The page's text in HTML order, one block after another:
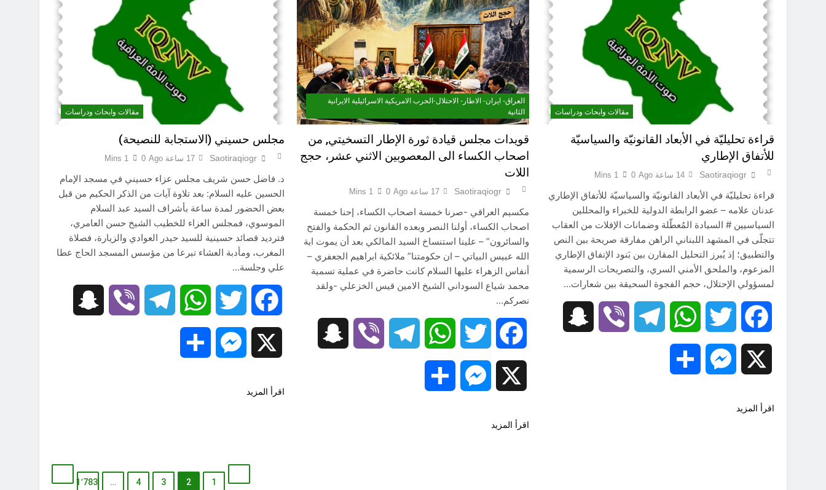
مقالات وابحاث ودراسات
قراءة تحليليّة في الأبعاد القانونيّة والسياسيّة
للأتفاق الإطاري
Saotiraqiogr 14 ساعة Ago 0
1 Mins
قراءة تحليليّة في الأبعاد القانونيّة والسياسيّة للأتفاق الإطاري
عدنان علامه – عضو الرابطة الدولية للخبراء والمحللين
السياسيين # السيادة المُعطّلة وضمانات الإفلات من العقاب ​
تتجلّى في المشهد اللبناني الراهن مفارقة صريحة بين النص
والتطبيق؛ إذ يُبرز التحليل المقارن بين بَنود الإتفاق الإطاري
المزعوم، والملحق الأمني السري، والتصريحات الرسمية
لمسؤولي الإحتلال، حجم الفجوة السحيقة بين شعارات…
Facebook
Twitter
WhatsApp
Telegram
Viber
Snapchat
Messenger
اقرأ المزيد
العراق- ايران- الاطار- الاحتلال-الحرب الامريكية الاسرائيلية الايرانية
الثانية
قويدات مجلس قيادة ثورة الإطار التسخيتي, من
اصحاب الكساء الى المعصوبين الاثني عشر، حجج
اللات
Saotiraqiogr 17 ساعة Ago 0
1 Mins
مكسيم العراقي -صرنا خمسة اصحاب الكساء، إحنا خمسة
اصحاب الكساء، أولنا النصر وبعده القانون ثم الحكمة والفتح
والسائرون” – علينا استنساخ السيد المالكي بعد أن يموت اية
الله عبيس البياتي – ان حكومتنا” ملائكية ابراهيم الجعفري –
أنفاس الزهراء عليها السلام كانت حاضرة في عملية تسمية
محمد شياع السوداني الشيخ الامين قيس الخزعلي -ولقد
نصركم…
Facebook
Twitter
WhatsApp
Telegram
Viber
Snapchat
Messenger
اقرأ المزيد
مقالات وابحاث ودراسات
مجلس حسيني (الاستجابة للنصيحة)
Saotiraqiogr 17 ساعة Ago 0
1 Mins
د. فاضل حسن شريف مجلس عزاء حسيني في مسجد الإمام
الحسين عليه السلام: بعد تلاوة آيات من الذكر الحكيم من قبل
بعض الحضور لمدة ساعة بأشراف السيد عبد السلام
الموسوي، فمجلس العزاء للخطيب الشيخ حسن العامري،
فترديد قصائد حسينية للسيد حيدر العوادي والزيارة، فصلاة
المغرب، ومأدبة العشاء تبرعا من مؤسس المسجد الحاج عطا
علي وجلسة…
Facebook
Twitter
WhatsApp
Telegram
Viber
Messenger
اقرأ المزيد
1
2
3
4
… 1٬783